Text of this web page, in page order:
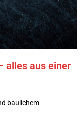
alles aus einer
baulichem